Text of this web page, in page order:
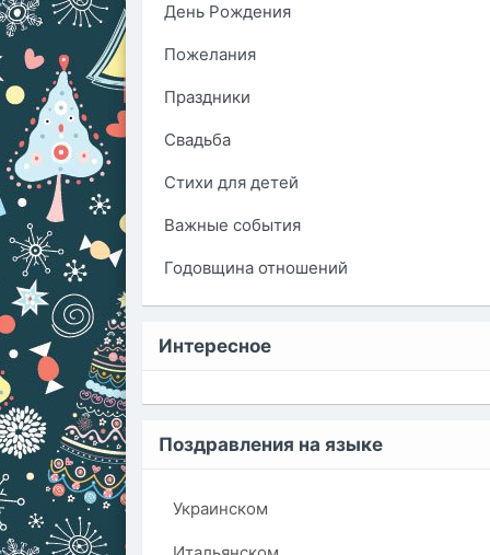
День Рождения
Пожелания
Праздники
Свадьба
Стихи для детей
Важные события
Годовщина отношений
Интересное
Поздравления на языке
Украинском